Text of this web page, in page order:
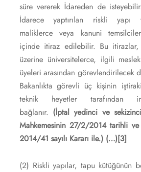
süre vererek İdareden de
İdarece yaptırılan riskli yapı
maliklerce veya kanuni
içinde itiraz edilebilir. Bu itirazlar,
üzerine üniversitelerce, ilgili
üyeleri arasından görevlendirilecek
Bakanlıkta görevli üç kişinin
teknik heyetler tarafından
bağlanır. (İptal yedinci ve
Mahkemesinin 27/2/2014 tarihli
2014/41 sayılı Kararı ile.) (…)[3]
(2) Riskli yapılar, tapu kütüğünün